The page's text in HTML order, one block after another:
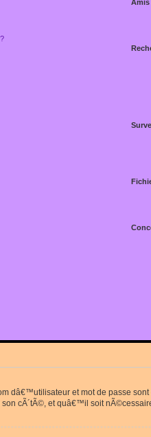
dâ€™utilisateur et mot de passe
cÃ´tÃ©, et quâ€™il soit